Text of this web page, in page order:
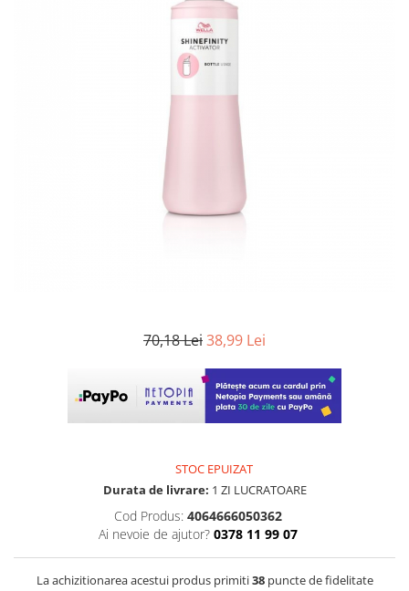
70,18 Lei38,99 Lei
STOC EPUIZAT
Durata de livrare: 1 ZI LUCRATOARE
Cod Produs: 4064666050362
Ai nevoie de ajutor? 0378 11 99 07
La achizitionarea acestui produs primiti38puncte de fidelitate